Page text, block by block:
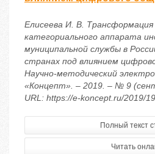
Елисеева И. В.
категориального аппарата
муниципальной службы в
странах под влиянием
Научно-методический
«Концепт». – 2019. – № 9
URL: https://e-koncept.ru/2019/
Полный текст
Читать